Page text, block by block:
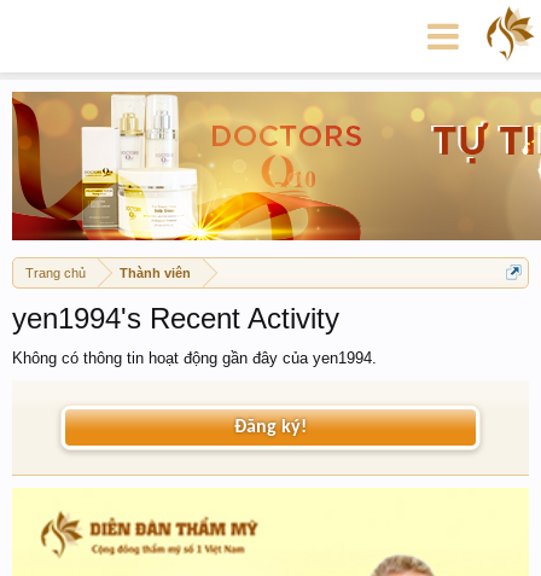
Trang chủ Thành viên
yen1994's Recent Activity
Không có thông tin hoạt động gần đây của yen1994.
Đăng ký!